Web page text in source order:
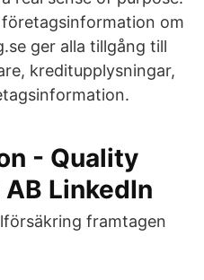
om
ger alla tillgång till
kreditupplysningar,
- Quality
LinkedIn
framtagen